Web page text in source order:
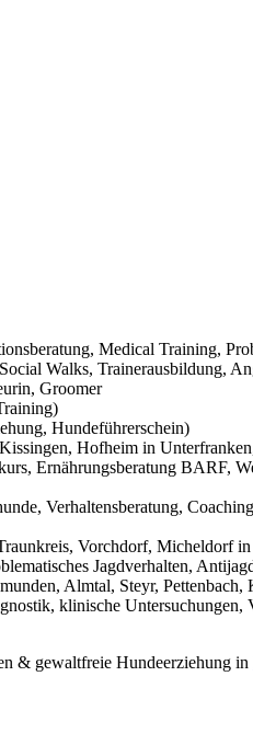
Medical Training,
Walks, Trainerausbildung,
Groomer
Hundeführerschein)
Hofheim in
Ernährungsberatung BARF,
Verhaltensberatung,
Vorchdorf, Micheldorf
Jagdverhalten,
Almtal, Steyr,
klinische
& gewaltfreie Hundeerziehung in